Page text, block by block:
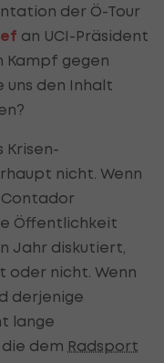
der Ö-Tour
an UCI-Präsident
Kampf gegen
uns den Inhalt
Krisen-
nicht. Wenn
Contador
Öffentlichkeit
Jahr diskutiert,
oder nicht. Wenn
derjenige
lange
die dem Radsport